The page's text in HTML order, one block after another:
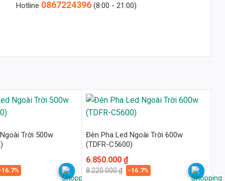
Hotline 0867224396 (8:00 - 21:00)
Trời 500w
Đèn Pha Led Ngoài Trời 600w
(TDFR-C5600)
8.220.000₫
Giá
gốc
là:
6.850.000₫
Giá
hiện
tại
-16.7%